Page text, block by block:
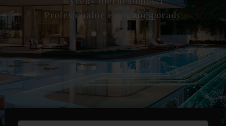
Profesjonalne i zaufane porady